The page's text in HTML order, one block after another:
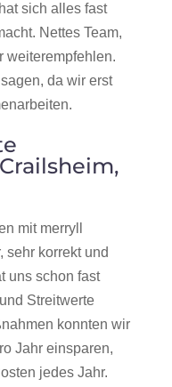
sich alles fast
Nettes Team,
weiterempfehlen.
da wir erst
mit merryll
sehr korrekt und
uns schon fast
Streitwerte
konnten wir
Jahr einsparen,
jedes Jahr.